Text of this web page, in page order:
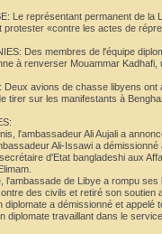
Le représentant permanent de la
protester «contre les actes de
Des membres de l'équipe
à renverser Mouammar
Deux avions de chasse libyens
tirer sur les manifestants à
l'ambassadeur Ali Aujali a
Ali-Issawi a
d'Etat bangladeshi aux
l'ambassade de Libye a rompu
des civils et retiré son soutien
diplomate a démissionné et appelé
diplomate travaillant dans le